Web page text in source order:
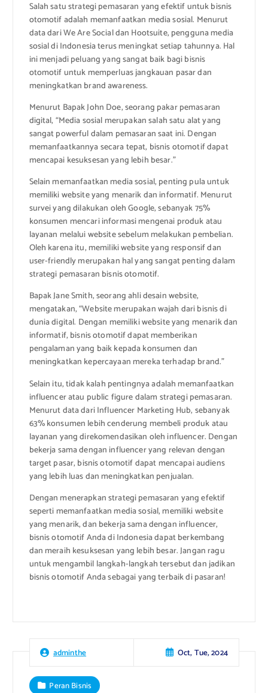
Salah satu strategi pemasaran yang efektif untuk bisnis
otomotif adalah memanfaatkan media sosial. Menurut
data dari We Are Social dan Hootsuite, pengguna media
sosial di Indonesia terus meningkat setiap tahunnya. Hal
ini menjadi peluang yang sangat baik bagi bisnis
otomotif untuk memperluas jangkauan pasar dan
meningkatkan brand awareness.
Menurut Bapak John Doe, seorang pakar pemasaran
digital, “Media sosial merupakan salah satu alat yang
sangat powerful dalam pemasaran saat ini. Dengan
memanfaatkannya secara tepat, bisnis otomotif dapat
mencapai kesuksesan yang lebih besar.”
Selain memanfaatkan media sosial, penting pula untuk
memiliki website yang menarik dan informatif. Menurut
survei yang dilakukan oleh Google, sebanyak 75%
konsumen mencari informasi mengenai produk atau
layanan melalui website sebelum melakukan pembelian.
Oleh karena itu, memiliki website yang responsif dan
user-friendly merupakan hal yang sangat penting dalam
strategi pemasaran bisnis otomotif.
Bapak Jane Smith, seorang ahli desain website,
mengatakan, “Website merupakan wajah dari bisnis di
dunia digital. Dengan memiliki website yang menarik dan
informatif, bisnis otomotif dapat memberikan
pengalaman yang baik kepada konsumen dan
meningkatkan kepercayaan mereka terhadap brand.”
Selain itu, tidak kalah pentingnya adalah memanfaatkan
influencer atau public figure dalam strategi pemasaran.
Menurut data dari Influencer Marketing Hub, sebanyak
63% konsumen lebih cenderung membeli produk atau
layanan yang direkomendasikan oleh influencer. Dengan
bekerja sama dengan influencer yang relevan dengan
target pasar, bisnis otomotif dapat mencapai audiens
yang lebih luas dan meningkatkan penjualan.
Dengan menerapkan strategi pemasaran yang efektif
seperti memanfaatkan media sosial, memiliki website
yang menarik, dan bekerja sama dengan influencer,
bisnis otomotif Anda di Indonesia dapat berkembang
dan meraih kesuksesan yang lebih besar. Jangan ragu
untuk mengambil langkah-langkah tersebut dan jadikan
bisnis otomotif Anda sebagai yang terbaik di pasaran!
adminthe Oct, Tue, 2024
Peran Bisnis